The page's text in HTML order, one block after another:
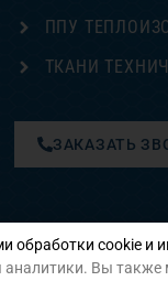
ППУ
ТКАНИ
ЗАКАЗАТЬ
обработки cookie и
Вы также